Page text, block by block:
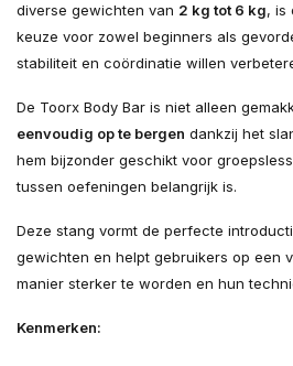
diverse gewichten van 2 kg tot 6 kg, is
keuze voor zowel beginners als
stabiliteit en coördinatie willen
De Toorx Body Bar is niet alleen
eenvoudig op te bergen dankzij het
hem bijzonder geschikt voor
tussen oefeningen belangrijk is.
Deze stang vormt de perfecte
gewichten en helpt gebruikers op een
manier sterker te worden en hun
Kenmerken: